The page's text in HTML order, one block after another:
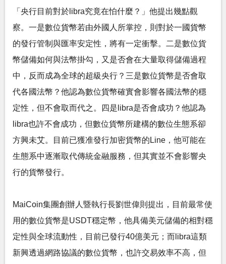
「央行目前對於libra究竟在怕什麼？」他提出幾點觀
察。一是數位貨幣若由外國人所掌控，則對於一國貨幣
的發行管制與匯率安定性，將有一定衝擊。二是數位貨
幣儲備如何與法幣掛勾，又是否會在大量取得儲備過程
中，反而成為全球的超級央行？三是數位貨幣是否會取
代各國法幣？他認為數位貨幣確實會影響各國法幣的穩
定性，但不會取而代之。四是libra是否會成功？他認為
libra也許不會成功，但數位貨幣所建構的數位生態系卻
方興未艾。目前已獲准發行加密貨幣的Line，他可能在
生態系中逐漸取代傳統金融服務，但其實並不會影響央
行的貨幣發行。
MaiCoin集團創辦人暨執行長劉世偉則提出，目前最常使
用的數位貨幣是USDT穩定幣，他具備美元儲備的相對穩
定性與全球流動性，目前已發行40億美元；而libra這類
新興透過網路協議的數位貨幣，也許交易效率不高，但